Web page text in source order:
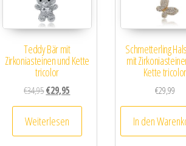
Teddy Bär mit
Zirkoniasteinen und Kette
tricolor
€34,95Ursprünglicher Preis war: €34,95
€29,95
Weiterlesen
Schmetterling
mit
Kette tricolor
€29,99
In den